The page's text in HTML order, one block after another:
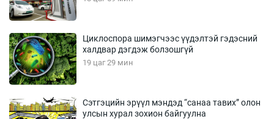
Циклоспора шимэгчээс үүдэлтэй гэдэсний
халдвар дэгдэж болзошгүй
19 цаг 29 мин
Сэтгэцийн эрүүл мэндэд “санаа тавих” олон
улсын хурал зохион байгуулна